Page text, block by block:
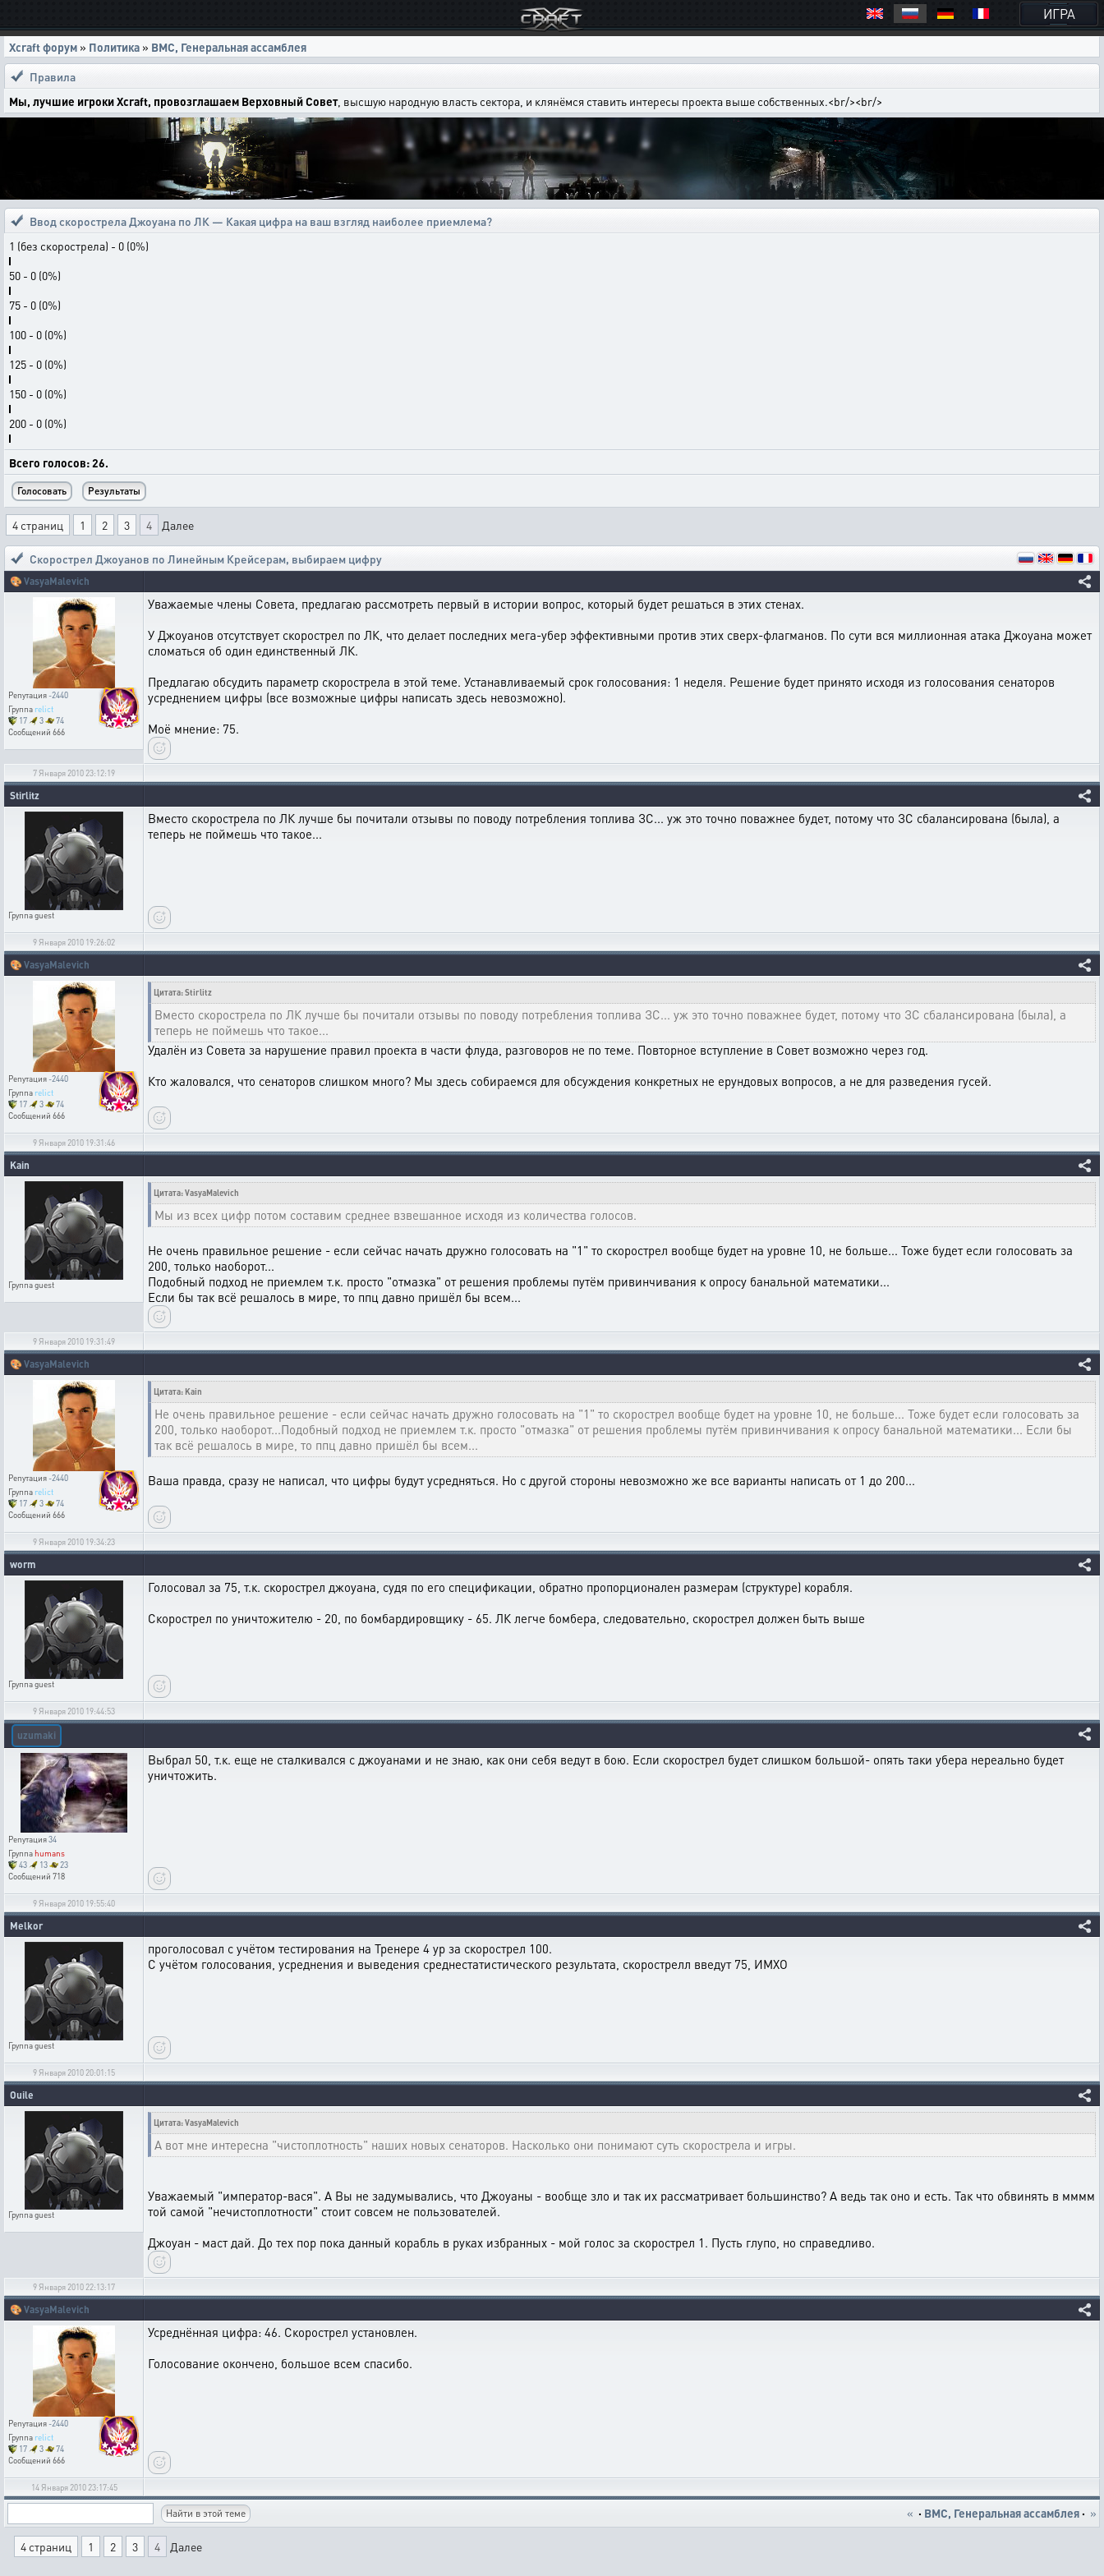
ИГРА
Xcraft форум » Политика » ВМС, Генеральная ассамблея
Правила
Мы, лучшие игроки Xcraft, провозглашаем Верховный Совет, высшую народную власть сектора, и клянёмся ставить интересы проекта выше собственных.<br/><br/>
Ввод скорострела Джоуана по ЛК — Какая цифра на ваш взгляд наиболее приемлема?
1 (без скорострела) - 0 (0%)
50 - 0 (0%)
75 - 0 (0%)
100 - 0 (0%)
125 - 0 (0%)
150 - 0 (0%)
200 - 0 (0%)
Всего голосов: 26.
4 страниц 1 2 3 4 Далее
Скорострел Джоуанов по Линейным Крейсерам, выбираем цифру
🎨 VasyaMalevich
Репутация-2440
Группа relict
17
3
74
Сообщений 666
Уважаемые члены Совета, предлагаю рассмотреть первый в истории вопрос, который будет решаться в этих стенах.
У Джоуанов отсутствует скорострел по ЛК, что делает последних мега-убер эффективными против этих сверх-флагманов. По сути вся миллионная атака Джоуана может
сломаться об один единственный ЛК.
Предлагаю обсудить параметр скорострела в этой теме. Устанавливаемый срок голосования: 1 неделя. Решение будет принято исходя из голосования сенаторов
усреднением цифры (все возможные цифры написать здесь невозможно).
Моё мнение: 75.
7 Января 2010 23:12:19
Stirlitz
Группаguest
Вместо скорострела по ЛК лучше бы почитали отзывы по поводу потребления топлива ЗС... уж это точно поважнее будет, потому что ЗС сбалансирована (была), а
теперь не поймешь что такое...
9 Января 2010 19:26:02
🎨 VasyaMalevich
Репутация-2440
Группа relict
17
3
74
Сообщений 666
Цитата: Stirlitz
Вместо скорострела по ЛК лучше бы почитали отзывы по поводу потребления топлива ЗС... уж это точно поважнее будет, потому что ЗС сбалансирована (была), а
теперь не поймешь что такое...
Удалён из Совета за нарушение правил проекта в части флуда, разговоров не по теме. Повторное вступление в Совет возможно через год.
Кто жаловался, что сенаторов слишком много? Мы здесь собираемся для обсуждения конкретных не ерундовых вопросов, а не для разведения гусей.
9 Января 2010 19:31:46
Kain
Группаguest
Цитата: VasyaMalevich
Мы из всех цифр потом составим среднее взвешанное исходя из количества голосов.
Не очень правильное решение - если сейчас начать дружно голосовать на "1" то скорострел вообще будет на уровне 10, не больше... Тоже будет если голосовать за
200, только наоборот...
Подобный подход не приемлем т.к. просто "отмазка" от решения проблемы путём привинчивания к опросу банальной математики...
Если бы так всё решалось в мире, то ппц давно пришёл бы всем...
9 Января 2010 19:31:49
🎨 VasyaMalevich
Репутация-2440
Группа relict
17
3
74
Сообщений 666
Цитата: Kain
Не очень правильное решение - если сейчас начать дружно голосовать на "1" то скорострел вообще будет на уровне 10, не больше... Тоже будет если голосовать за
200, только наоборот...Подобный подход не приемлем т.к. просто "отмазка" от решения проблемы путём привинчивания к опросу банальной математики... Если бы
так всё решалось в мире, то ппц давно пришёл бы всем...
Ваша правда, сразу не написал, что цифры будут усредняться. Но с другой стороны невозможно же все варианты написать от 1 до 200...
9 Января 2010 19:34:23
worm
Группаguest
Голосовал за 75, т.к. скорострел джоуана, судя по его спецификации, обратно пропорционален размерам (структуре) корабля.
Скорострел по уничтожителю - 20, по бомбардировщику - 65. ЛК легче бомбера, следовательно, скорострел должен быть выше
9 Января 2010 19:44:53
uzumaki
Репутация34
Группаhumans
43
13
23
Сообщений 718
Выбрал 50, т.к. еще не сталкивался с джоуанами и не знаю, как они себя ведут в бою. Если скорострел будет слишком большой- опять таки убера нереально будет
уничтожить.
9 Января 2010 19:55:40
Melkor
Группаguest
проголосовал с учётом тестирования на Тренере 4 ур за скорострел 100.
С учётом голосования, усреднения и выведения среднестатистического результата, скорострелл введут 75, ИМХО
9 Января 2010 20:01:15
Ouile
Группаguest
Цитата: VasyaMalevich
А вот мне интересна "чистоплотность" наших новых сенаторов. Насколько они понимают суть скорострела и игры.
Уважаемый "император-вася". А Вы не задумывались, что Джоуаны - вообще зло и так их рассматривает большинство? А ведь так оно и есть. Так что обвинять в мммм
той самой "нечистоплотности" стоит совсем не пользователей.
Джоуан - маст дай. До тех пор пока данный корабль в руках избранных - мой голос за скорострел 1. Пусть глупо, но справедливо.
9 Января 2010 22:13:17
🎨 VasyaMalevich
Репутация-2440
Группа relict
17
3
74
Сообщений 666
Усреднённая цифра: 46. Скорострел установлен.
Голосование окончено, большое всем спасибо.
14 Января 2010 23:17:45
« · ВМС, Генеральная ассамблея · »
4 страниц 1 2 3 4 Далее